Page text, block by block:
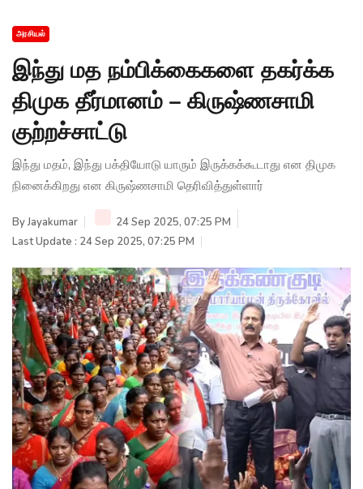
அரசியல்
இந்து மத நம்பிக்கைகளை தகர்க்க
திமுக தீர்மானம் – கிருஷ்ணசாமி
குற்றச்சாட்டு
இந்து மதம், இந்து பக்தியோடு யாரும் இருக்கக்கூடாது என திமுக
நினைக்கிறது என கிருஷ்ணசாமி தெரிவித்துள்ளார்
ByJayakumar
24 Sep 2025, 07:25 PM
Last Update : 24 Sep 2025, 07:25 PM